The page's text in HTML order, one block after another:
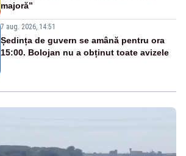
majoră”
7 aug. 2026, 14:51
Ședința de guvern se amână pentru ora
15:00. Bolojan nu a obținut toate avizele